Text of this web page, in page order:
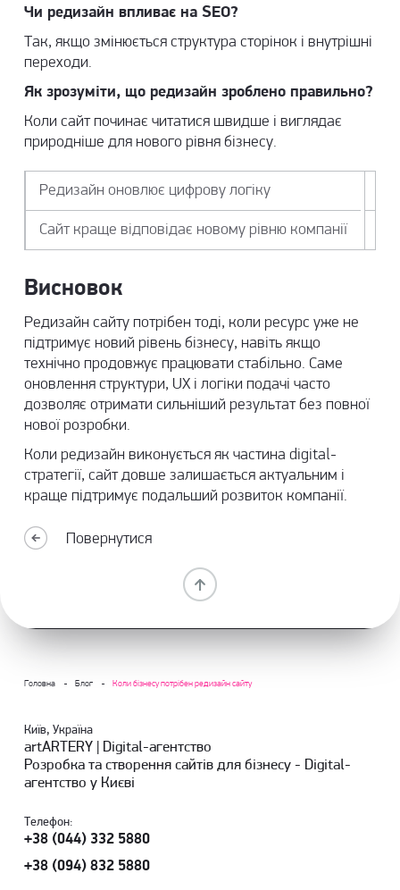
Чи редизайн впливає на SEO?
Так, якщо змінюється структура сторінок і внутрішні
переходи.
Як зрозуміти, що редизайн зроблено правильно?
Коли сайт починає читатися швидше і виглядає
природніше для нового рівня бізнесу.
Редизайн оновлює цифрову логіку
Сайт краще відповідає новому рівню компанії
Висновок
Редизайн сайту потрібен тоді, коли ресурс уже не
підтримує новий рівень бізнесу, навіть якщо
технічно продовжує працювати стабільно. Саме
оновлення структури, UX і логіки подачі часто
дозволяє отримати сильніший результат без повної
нової розробки.
Коли редизайн виконується як частина digital-
стратегії, сайт довше залишається актуальним і
краще підтримує подальший розвиток компанії.
Повернутися
Київ, Україна
artARTERY | Digital-агентство
Розробка та створення сайтів для бізнесу - Digital-
агентство у Києві
Телефон:
+38 (044) 332 5880
+38 (094) 832 5880
Головна Блог Коли бізнесу потрібен редизайн сайту